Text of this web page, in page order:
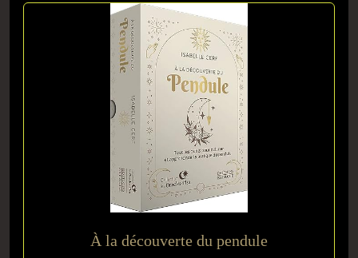
À la découverte du pendule